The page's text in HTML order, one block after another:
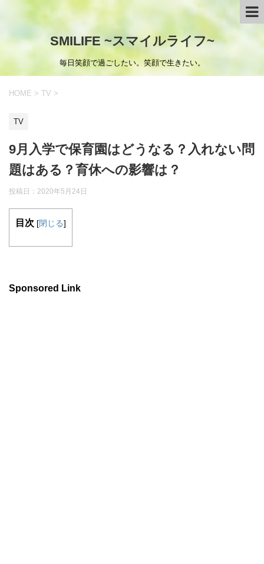
SMILIFE ~スマイルライフ~
毎日笑顔で過ごしたい。笑顔で生きたい。
HOME > TV >
TV
9月入学で保育園はどうなる？入れない問
題はある？育休への影響は？
投稿日： 2020年5月24日
目次 [閉じる]
Sponsored Link